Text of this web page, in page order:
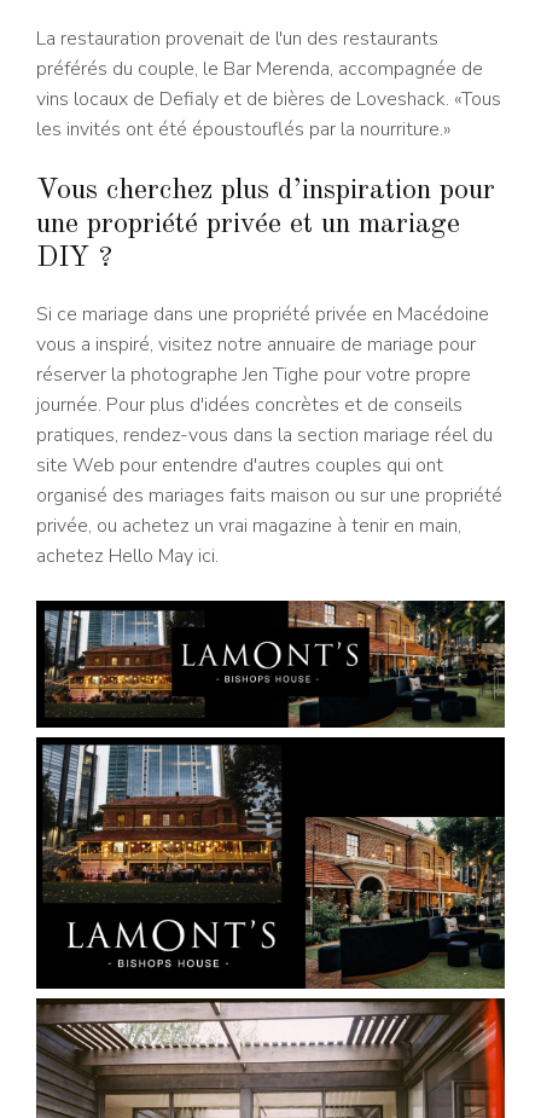
La restauration provenait de l'un des restaurants
préférés du couple, le Bar Merenda, accompagnée de
vins locaux de Defialy et de bières de Loveshack. «Tous
les invités ont été époustouflés par la nourriture.»
Vous cherchez plus d’inspiration pour
une propriété privée et un mariage
DIY ?
Si ce mariage dans une propriété privée en Macédoine
vous a inspiré, visitez notre annuaire de mariage pour
réserver la photographe Jen Tighe pour votre propre
journée. Pour plus d'idées concrètes et de conseils
pratiques, rendez-vous dans la section mariage réel du
site Web pour entendre d'autres couples qui ont
organisé des mariages faits maison ou sur une propriété
privée, ou achetez un vrai magazine à tenir en main,
achetez Hello May ici.